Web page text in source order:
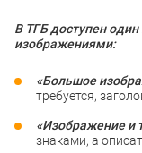
В ТГБ доступен
изображениями:
«Большое
требуется,
«Изображение и
знаками, а